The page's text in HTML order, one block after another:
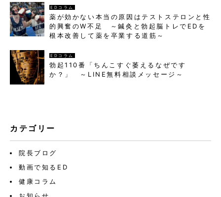
EDコラム
薬が効かない本当の原因はテストステロンと性
的興奮のW不足 ～鍼灸と勃起脳トレでEDを
根本改善して薬を卒業する道筋～
EDコラム
勃起110番「ちんこすぐ萎えるなぜです
か？」 ～LINE無料相談メッセージ～
カテゴリー
院長ブログ
動画で知るED
健康コラム